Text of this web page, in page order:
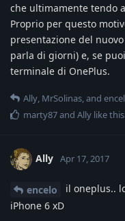
che ultimamente tendo
Proprio per questo
presentazione del
parla di giorni) e, se
terminale di OnePlus.
Ally, MrSolinas, and
marty87and Ally like this
Ally Apr 17, 2017
encelo
il oneplus..
iPhone 6 xD